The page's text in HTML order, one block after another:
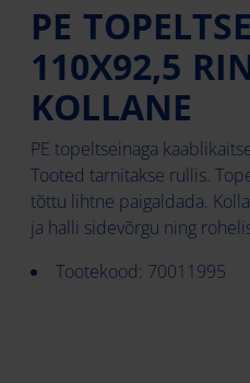
PE
110X92,5
KOLLANE
PE topeltseinaga
Tooted tarnitakse rullis.
tõttu lihtne paigaldada.
ja halli sidevõrgu ning
Tootekood: 70011995